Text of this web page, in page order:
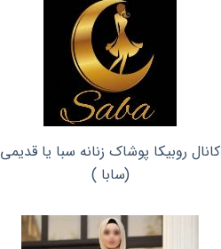
کانال روبیکا پوشاک زنانه سبا یا قدیمی
(سابا )